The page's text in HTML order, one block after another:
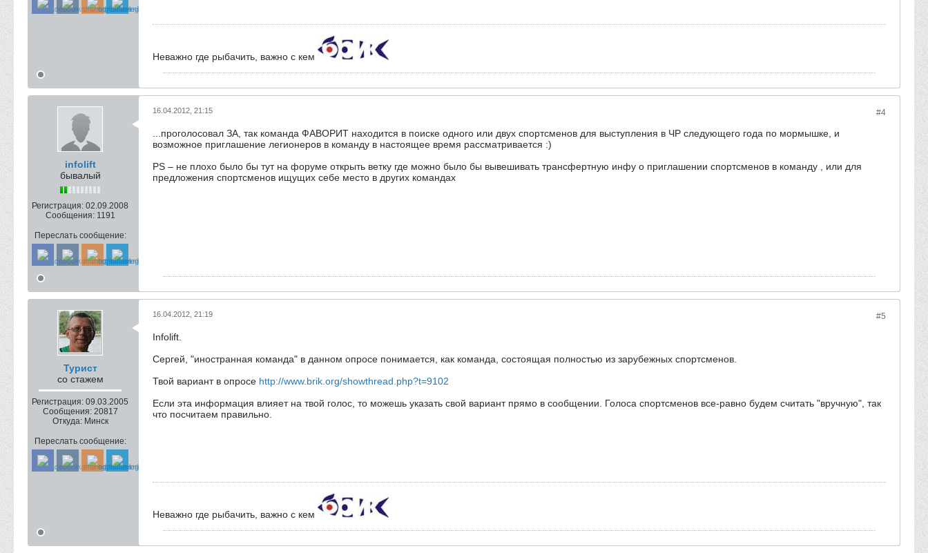
Неважно где рыбачить, важно с кем
infolift
бывалый
Регистрация: 02.09.2008
Сообщения: 1191
Переслать сообщение:
#4
16.04.2012, 21:15
...проголосовал ЗА, так команда ФАВОРИТ находится в поиске одного или двух спортсменов для выступления в ЧР следующего года по мормышке, и
возможное приглашение легионеров в команду в настоящее время рассматривается :)
PS – не плохо было бы тут на форуме открыть ветку где можно было бы вывешивать трансфертную инфу о приглашении спортсменов в команду , или для
предложения спортсменов ищущих себе место в других командах
Турист
со стажем
Регистрация: 09.03.2005
Сообщения: 20817
Откуда: Минск
Переслать сообщение:
#5
16.04.2012, 21:19
Infolift.
Сергей, "иностранная команда" в данном опросе понимается, как команда, состоящая полностью из зарубежных спортсменов.
Твой вариант в опросе http://www.brik.org/showthread.php?t=9102
Если эта информация влияет на твой голос, то можешь указать свой вариант прямо в сообщении. Голоса спортсменов все-равно будем считать "вручную", так
что посчитаем правильно.
Неважно где рыбачить, важно с кем